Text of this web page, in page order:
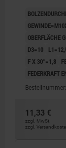
OBERFLÄCHE
D3=10
F X 30°=1,8
FEDERKRAFT
Bestellnummer:
11,33 €
zzgl. MwSt.
zzgl.